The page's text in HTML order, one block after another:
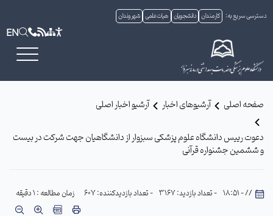
دسترسی سریع به: کارمندان دانشجویان هیات علمی شهروندان
EN
صفحه اصلی آرشیوهای اخبار آرشیو اخبار اصلی
دعوت رییس دانشگاه علوم پزشکی سبزوار از دانشگاهیان جهت شرکت در بیست
و ششمین جشنواره قرآنی
// - 18:51 - تعداد بازدید: 3167 - تعداد بازدیدکننده: 607 زمان مطالعه : 1 دقیقه